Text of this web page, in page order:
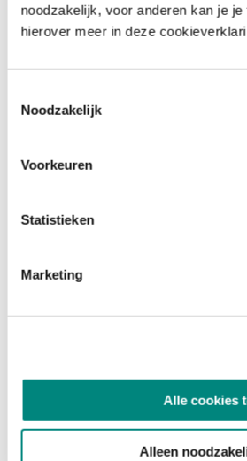
noodzakelijk, voor anderen kan je
hierover meer in deze
Noodzakelijk
Voorkeuren
Statistieken
Marketing
Alle cookies
Alleen